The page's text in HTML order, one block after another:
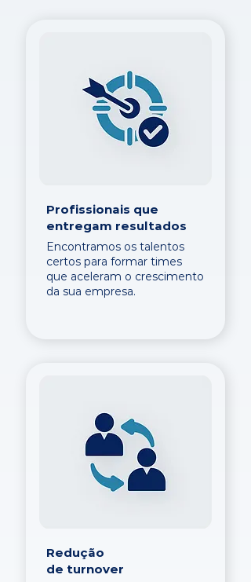
Profissionais que
entregam resultados
Encontramos os talentos
certos para formar times
que aceleram o crescimento
da sua empresa.
Redução
de turnover